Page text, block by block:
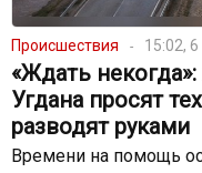
Происшествия 15:02, 6
«Ждать
Угдана просят
разводят руками
Времени на помощь